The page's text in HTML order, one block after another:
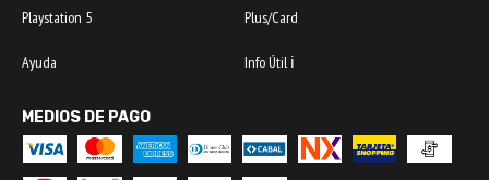
Playstation 5 Plus/Card
Ayuda Info Útil ℹ️
MEDIOS DE PAGO